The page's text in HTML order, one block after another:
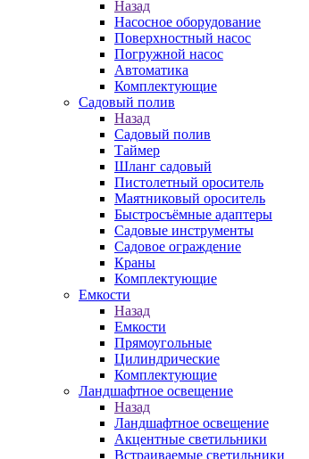
Назад
Насосное оборудование
Поверхностный насос
Погружной насос
Автоматика
Комплектующие
Садовый полив
Назад
Садовый полив
Таймер
Шланг садовый
Пистолетный ороситель
Маятниковый ороситель
Быстросъёмные адаптеры
Садовые инструменты
Садовое ограждение
Краны
Комплектующие
Емкости
Назад
Емкости
Прямоугольные
Цилиндрические
Комплектующие
Ландшафтное освещение
Назад
Ландшафтное освещение
Акцентные светильники
Встраиваемые светильники